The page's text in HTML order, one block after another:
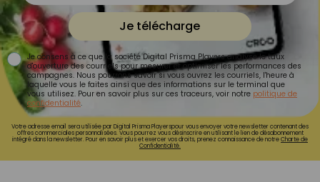
Je télécharge
Je consens à ce que la société Digital Prisma Players analyse le taux
d'ouverture des courriels pour mesurer et optimiser les performances des
campagnes. Nous pourrons savoir si vous ouvrez les courriels, l'heure à
laquelle vous le faites ainsi que des informations sur le terminal que
vous utilisez. Pour en savoir plus sur ces traceurs, voir notre politique de
confidentialité.
Votre adresse email sera utilisée par Digital Prisma Playerspour vous envoyer votre newsletter contenant des
offres commerciales personnalisées. Vous pourrez vous désinscrire en utilisant le lien de désabonnement
intégré dans la newsletter. Pour en savoir plus et exercer vos droits, prenez connaissance de notreCharte de
Confidentialité.